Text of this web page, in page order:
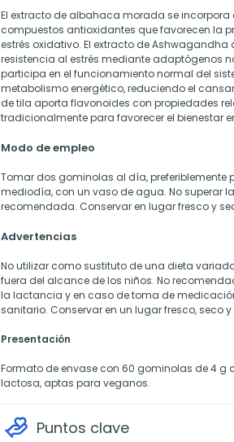
El extracto de albahaca morada se incorpora
compuestos antioxidantes que favorecen la
estrés oxidativo. El extracto de Ashwagandha
resistencia al estrés mediante adaptógenos
participa en el funcionamiento normal del
metabolismo energético, reduciendo el
de tila aporta flavonoides con propiedades
tradicionalmente para favorecer el bienestar
Modo de empleo
Tomar dos gominolas al día, preferiblemente
mediodía, con un vaso de agua. No superar
recomendada. Conservar en lugar fresco y
Advertencias
No utilizar como sustituto de una dieta
fuera del alcance de los niños. No
la lactancia y en caso de toma de
sanitario. Conservar en un lugar fresco, seco
Presentación
Formato de envase con 60 gominolas de 4 g
lactosa, aptas para veganos.
Puntos clave